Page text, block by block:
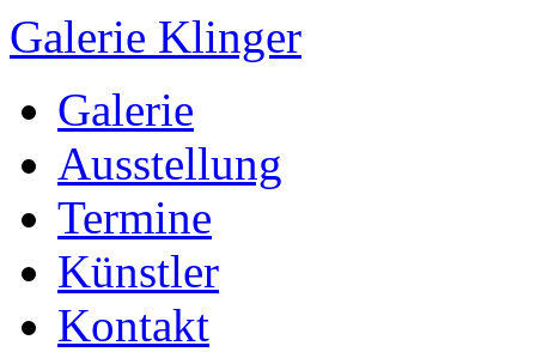
Galerie Klinger
Springe
zum
Galerie
Ausstellung
Termine
Künstler
Kontakt